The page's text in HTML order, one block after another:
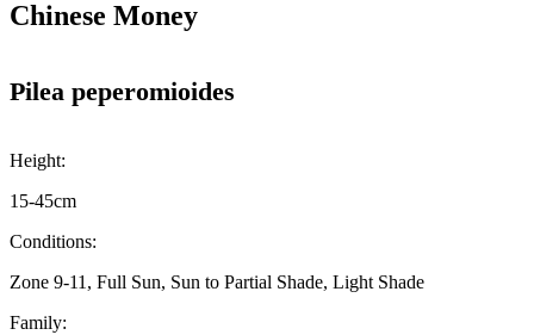
Chinese Money
Pilea peperomioides
Height:
15-45cm
Conditions:
Zone 9-11, Full Sun, Sun to Partial Shade, Light Shade
Family: